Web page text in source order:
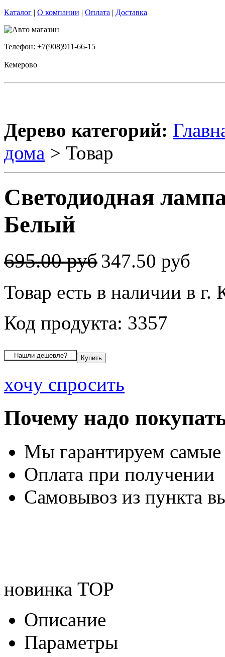
Каталог | О компании | Оплата | Доставка
Телефон: +7(908)911-66-15
Кемерово
Дерево категорий:
дома > Товар
Светодиодная
Белый
695.00 руб347.50 руб
Товар есть в наличии в г.
Код продукта: 3357
хочу спросить
Почему надо
Мы гарантируем
Оплата при получении
Самовывоз из пункта
новинка TOP
Описание
Параметры